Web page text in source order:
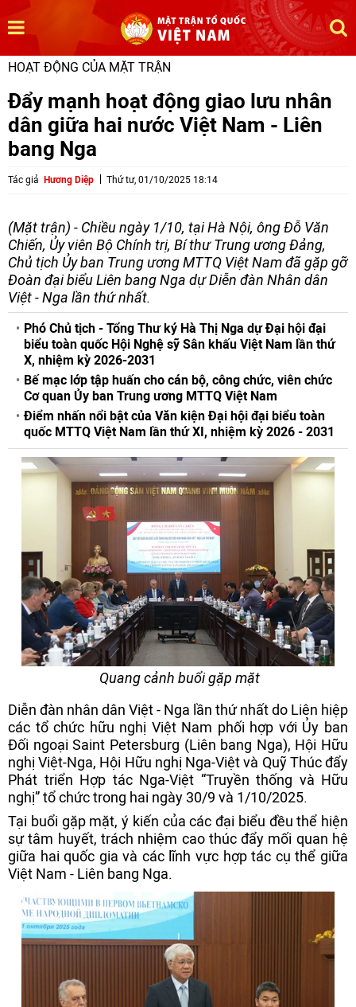
HOẠT ĐỘNG CỦA MẶT TRẬN
Đẩy mạnh hoạt động giao lưu nhân
dân giữa hai nước Việt Nam - Liên
bang Nga
Tác giả Hương Diệp Thứ tư, 01/10/2025 18:14
(Mặt trận) - Chiều ngày 1/10, tại Hà Nội, ông Đỗ Văn
Chiến, Ủy viên Bộ Chính trị, Bí thư Trung ương Đảng,
Chủ tịch Ủy ban Trung ương MTTQ Việt Nam đã gặp gỡ
Đoàn đại biểu Liên bang Nga dự Diễn đàn Nhân dân
Việt - Nga lần thứ nhất.
Phó Chủ tịch - Tổng Thư ký Hà Thị Nga dự Đại hội đại
biểu toàn quốc Hội Nghệ sỹ Sân khấu Việt Nam lần thứ
X, nhiệm kỳ 2026-2031
Bế mạc lớp tập huấn cho cán bộ, công chức, viên chức
Cơ quan Ủy ban Trung ương MTTQ Việt Nam
Điểm nhấn nổi bật của Văn kiện Đại hội đại biểu toàn
quốc MTTQ Việt Nam lần thứ XI, nhiệm kỳ 2026 - 2031
Quang cảnh buổi gặp mặt
Diễn đàn nhân dân Việt - Nga lần thứ nhất do Liên hiệp
các tổ chức hữu nghị Việt Nam phối hợp với Ủy ban
Đối ngoại Saint Petersburg (Liên bang Nga), Hội Hữu
nghị Việt-Nga, Hội Hữu nghị Nga-Việt và Quỹ Thúc đẩy
Phát triển Hợp tác Nga-Việt “Truyền thống và Hữu
nghị” tổ chức trong hai ngày 30/9 và 1/10/2025.
Tại buổi gặp mặt, ý kiến của các đại biểu đều thể hiện
sự tâm huyết, trách nhiệm cao thúc đẩy mối quan hệ
giữa hai quốc gia và các lĩnh vực hợp tác cụ thể giữa
Việt Nam - Liên bang Nga.